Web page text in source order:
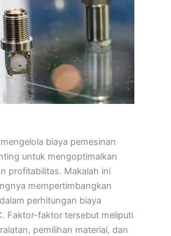
biaya pemesinan
untuk mengoptimalkan
profitabilitas. Makalah ini
mempertimbangkan
perhitungan biaya
Faktor-faktor tersebut meliputi
pemilihan material, dan